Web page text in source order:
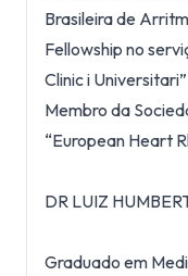
Brasileira de
Fellowship no
Clinic i
Membro da
“European Heart
DR LUIZ
Graduado em